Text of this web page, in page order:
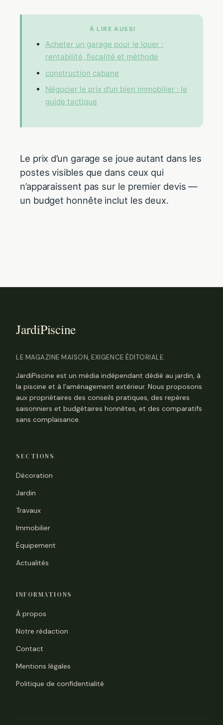
À LIRE AUSSI
Acheter un garage pour le louer :
rentabilité, fiscalité et méthode
construction cabane
Négocier le prix d’un bien immobilier : le
guide tactique
Le prix d’un garage se joue autant dans les
postes visibles que dans ceux qui
n’apparaissent pas sur le premier devis —
un budget honnête inclut les deux.
LE MAGAZINE MAISON, EXIGENCE ÉDITORIALE.
JardiPiscine est un média indépendant dédié au jardin, à
la piscine et à l'aménagement extérieur. Nous proposons
aux propriétaires des conseils pratiques, des repères
saisonniers et budgétaires honnêtes, et des comparatifs
sans complaisance.
SECTIONS
Décoration
Jardin
Travaux
Immobilier
Équipement
Actualités
INFORMATIONS
À propos
Notre rédaction
Contact
Mentions légales
Politique de confidentialité